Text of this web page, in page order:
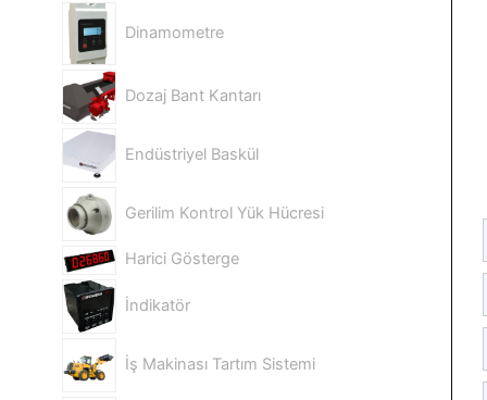
Dinamometre
Dozaj Bant Kantarı
Endüstriyel Baskül
Gerilim Kontrol Yük Hücresi
Harici Gösterge
İndikatör
İş Makinası Tartım Sistemi